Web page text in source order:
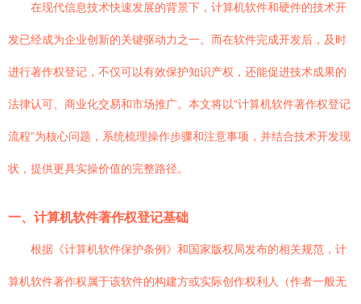
在现代信息技术快速发展的背景下，计算机软件和硬件的技术开
发已经成为企业创新的关键驱动力之一。而在软件完成开发后，及时
进行著作权登记，不仅可以有效保护知识产权，还能促进技术成果的
法律认可、商业化交易和市场推广。本文将以“计算机软件著作权登记
流程”为核心问题，系统梳理操作步骤和注意事项，并结合技术开发现
状，提供更具实操价值的完整路径。
一、计算机软件著作权登记基础
根据《计算机软件保护条例》和国家版权局发布的相关规范，计
算机软件著作权属于该软件的构建方或实际创作权利人（作者一般无